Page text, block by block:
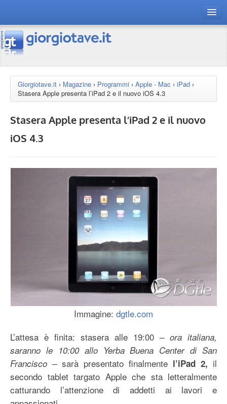
connect gt
risorse
Chi siamo
Giorgiotave.it › Magazine › Programmi › Apple - Mac › iPad ›
Stasera Apple presenta l’iPad 2 e il nuovo iOS 4.3
Stasera Apple presenta l’iPad 2 e il nuovo
iOS 4.3
Immagine: dgtle.com
L’attesa è finita: stasera alle 19:00 – ora italiana,
saranno le 10:00 allo Yerba Buena Center di San
Francisco – sarà presentato finalmente l’iPad 2, il
secondo tablet targato Apple che sta letteralmente
catturando l’attenzione di addetti ai lavori e